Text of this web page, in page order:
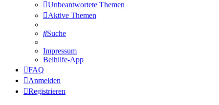
Unbeantwortete Themen
Aktive Themen
Suche
Impressum
Beihilfe-App
FAQ
Anmelden
Registrieren